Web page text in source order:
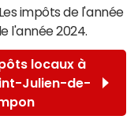
impôts de l'année
l'année 2024.
locaux à
Julien-de-